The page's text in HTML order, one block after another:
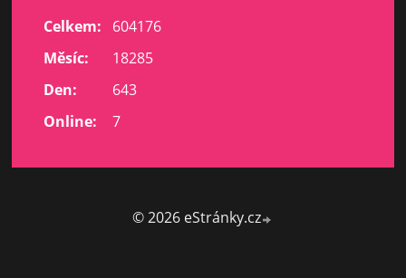
Online: 7
Celkem:
604176
Měsíc:
18285
Den:
643
© 2026 eStránky.cz